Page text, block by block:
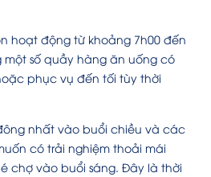
hoạt động từ khoảng 7h00 đến
một số quầy hàng ăn uống có
phục vụ đến tối tùy thời
nhất vào buổi chiều và các
có trải nghiệm thoải mái
chợ vào buổi sáng. Đây là thời